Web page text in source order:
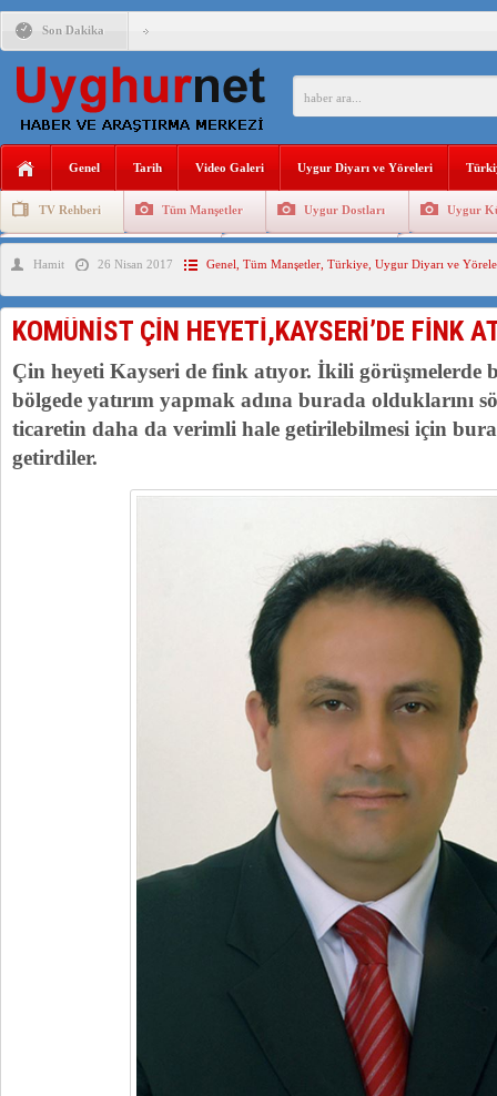
Son Dakika
ÇİN’İN “GÜVENLİK”SÖYLEMİ İLE DOĞU TÜRKİSTAN’DA
ANAHTAR PARTİ GENEL BAŞKANI AĞIRALİOĞLU :
DİYANET AKADEMİSİ BAŞKANI DOÇ.DR.KAAN : DOĞU
150 YILDIR KAYNAYAN YARAMIZ : ÇİN İŞGALİNDEKİ
ÇİN’İN UYGUR POLİTİKALARINI ÖVEN DİYANET
Genel Tarih Video Galeri Uygur Diyarı ve Yöreleri
TV Rehberi Tüm Manşetler Uygur Dostları Uygur
Uygurlarda Düğün ve Cenaze
Hamit 26 Nisan 2017 Genel Tüm Manşetler Türkiye Uygur Diyarı ve
KOMÜNİST ÇİN HEYETİ,KAYSERİ’DE FİNK
Çin heyeti Kayseri de fink atıyor. İkili görüşmelerde
bölgede yatırım yapmak adına burada olduklarını
ticaretin daha da verimli hale getirilebilmesi için
getirdiler.